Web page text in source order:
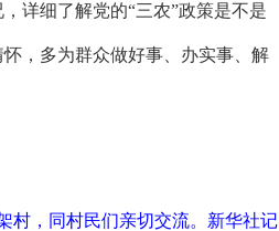
详细了解党的“三农”政策是不是
，多为群众做好事、办实事、解
，同村民们亲切交流。 新华社记